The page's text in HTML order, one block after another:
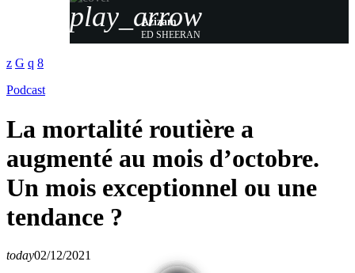
play_arrow
Azizam
ED SHEERAN
Podcast
La mortalité routière a
augmenté au mois d’octobre.
Un mois exceptionnel ou une
tendance ?
today02/12/2021